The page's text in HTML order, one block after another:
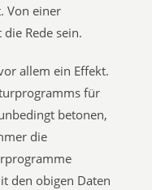
Von einer
Rede sein.
allem ein Effekt.
für
betonen,
die
den obigen Daten